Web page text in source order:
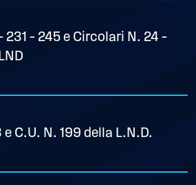
231 – 245 e Circolari N. 24 –
C.U. N. 199 della L.N.D.